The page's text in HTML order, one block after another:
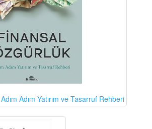
Adım Yatırım ve Tasarruf Rehberi